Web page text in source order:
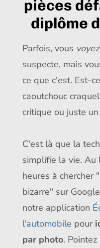
pièces
diplôme
Parfois, vous voyez
suspecte, mais
ce que c'est. Est-
caoutchouc
critique ou juste
C'est là que la
simplifie la vie. Au
heures à chercher
bizarre" sur
notre application
l'automobile pour
par photo.